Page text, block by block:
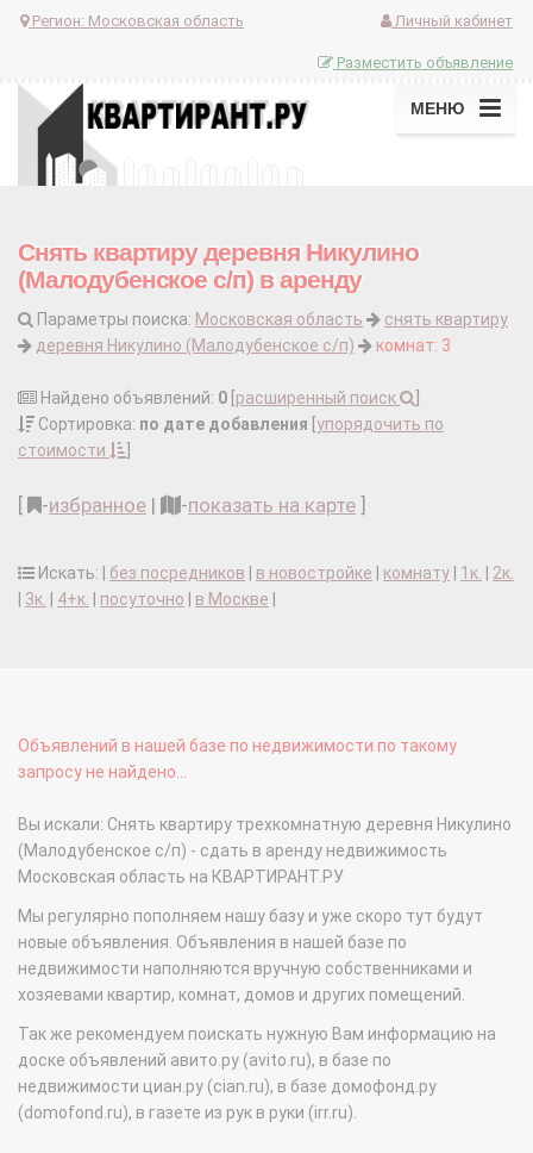
Регион: Московская область Личный кабинет
Разместить объявление
МЕНЮ
Снять квартиру деревня Никулино
(Малодубенское с/п) в аренду
Параметры поиска: Московская область
снять квартиру
деревня Никулино (Малодубенское с/п)
комнат: 3
Найдено объявлений: 0 расширенный поиск
Сортировка: по дате добавления упорядочить по
стоимости
-избранное | -показать на карте
Искать: | без посредников в новостройке комнату 1к.
2к.
3к. 4+к. посуточно в Москве
Объявлений в нашей базе по недвижимости по такому
запросу не найдено...
Вы искали: Снять квартиру трехкомнатную деревня Никулино
(Малодубенское с/п) - сдать в аренду недвижимость
Московская область на КВАРТИРАНТ.РУ
Мы регулярно пополняем нашу базу и уже скоро тут будут
новые объявления. Объявления в нашей базе по
недвижимости наполняются вручную собственниками и
хозяевами квартир, комнат, домов и других помещений.
Так же рекомендуем поискать нужную Вам информацию на
доске объявлений авито.ру (avito.ru), в базе по
недвижимости циан.ру (cian.ru), в базе домофонд.ру
(domofond.ru), в газете из рук в руки (irr.ru).